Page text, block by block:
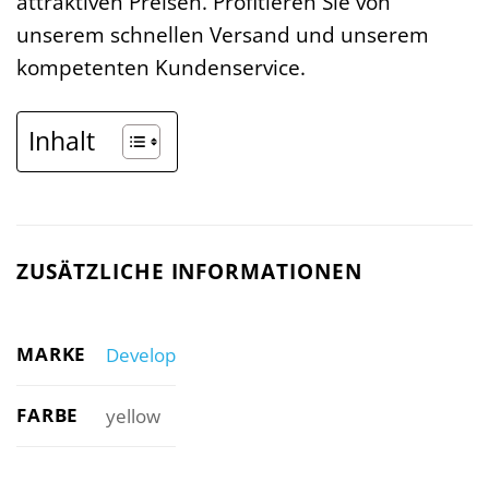
unserem schnellen Versand und unserem
kompetenten Kundenservice.
Inhalt
ZUSÄTZLICHE INFORMATIONEN
MARKE Develop
FARBE yellow